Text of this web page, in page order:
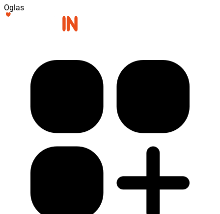
Oglas